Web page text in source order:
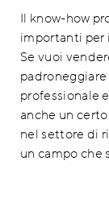
Il know-how
importanti per
Se vuoi
professionale
anche un
nel settore di
un campo che